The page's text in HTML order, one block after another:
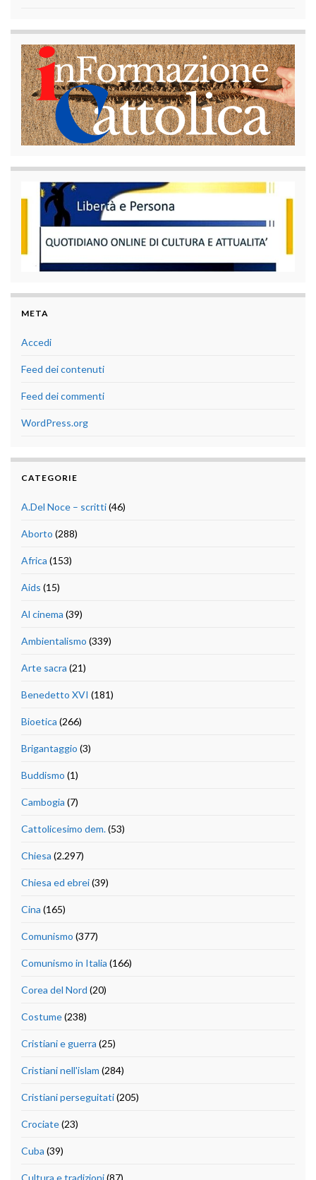
META
Accedi
Feed dei contenuti
Feed dei commenti
WordPress.org
CATEGORIE
A.Del Noce – scritti(46)
Aborto (288)
Africa (153)
Aids (15)
Al cinema (39)
Ambientalismo (339)
Arte sacra (21)
Benedetto XVI (181)
Bioetica (266)
Brigantaggio (3)
Buddismo (1)
Cambogia (7)
Cattolicesimo dem.(53)
Chiesa (2.297)
Chiesa ed ebrei(39)
Cina (165)
Comunismo (377)
Comunismo in Italia (166)
Corea del Nord (20)
Costume(238)
Cristiani e guerra (25)
Cristiani nell'islam (284)
Cristiani perseguitati(205)
Crociate(23)
Cuba (39)
Cultura e tradizioni(87)